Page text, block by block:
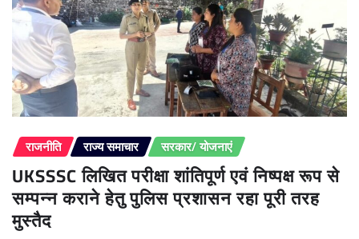
राजनीति राज्य समाचार सरकार/ योजनाएं
UKSSSC लिखित परीक्षा शांतिपूर्ण एवं निष्पक्ष रूप से
सम्पन्न कराने हेतु पुलिस प्रशासन रहा पूरी तरह
मुस्तैद